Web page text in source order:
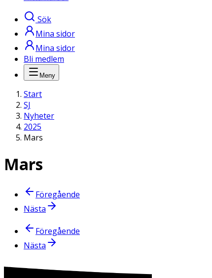
Sök
Mina sidor
Mina sidor
Bli medlem
Meny
Start
SJ
Nyheter
2025
Mars
Mars
Föregående
Nästa
Föregående
Nästa